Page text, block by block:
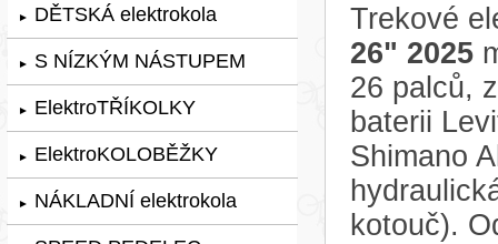
► DĚTSKÁ elektrokola
► S NÍZKÝM NÁSTUPEM
► ElektroTŘÍKOLKY
► ElektroKOLOBĚŽKY
► NÁKLADNÍ elektrokola
Trekové
26" 2025
26 palců,
baterii
Shimano
kotouč).